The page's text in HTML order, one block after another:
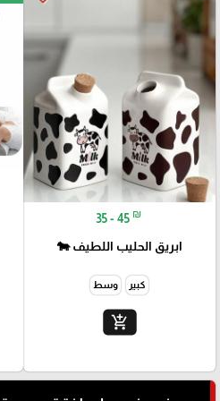
35 - 45 ₪
ابريق الحليب اللطيف 🐄
كبير وسط
add_shopping_cart